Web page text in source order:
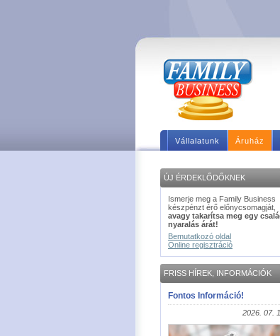
Vállalatunk Áruház
ÚJ ÉRDEKLŐDŐKNEK
Ismerje meg a Family Business
készpénzt érő előnycsomagját,
avagy takarítsa meg egy
nyaralás árát!
Bemutatkozó oldal
Online regisztráció
FRISS HÍREK, INFORMÁCIÓK
Fontos Információ!
2026. 07.